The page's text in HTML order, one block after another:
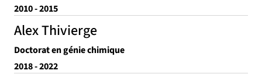
2010 - 2015
Alex Thivierge
Doctorat en génie chimique
2018 - 2022